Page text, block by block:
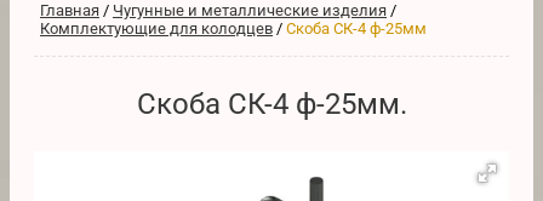
Главная / Чугунные и металлические изделия /
Комплектующие для колодцев / Скоба СК-4 ф-25мм
Скоба СК-4 ф-25мм.